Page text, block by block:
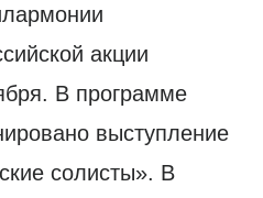
акции
В программе
выступление
солисты». В